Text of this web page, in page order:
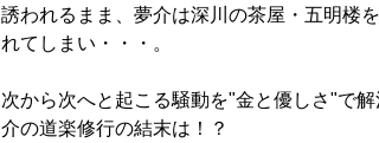
誘われるまま、夢介は深川の茶屋・五明楼
れてしまい・・・。
次から次へと起こる騒動を"金と優しさ"で
介の道楽修行の結末は！？